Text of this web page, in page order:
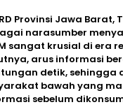
Provinsi Jawa Barat,
narasumber
sangat krusial di era
arus informasi
detik, sehingga
bawah yang
sebelum